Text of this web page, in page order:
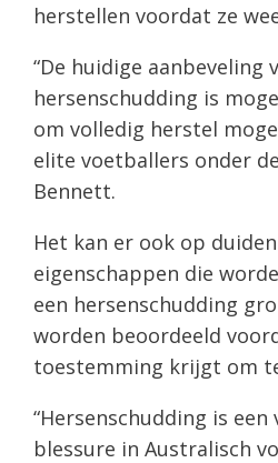
herstellen voordat ze
“De huidige aanbeveling
hersenschudding is
om volledig herstel
elite voetballers onder
Bennett.
Het kan er ook op
eigenschappen die
een hersenschudding
worden beoordeeld
toestemming krijgt om
“Hersenschudding is
blessure in Australisch